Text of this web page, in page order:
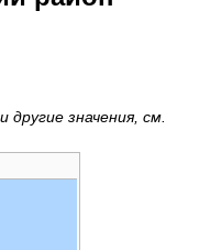
значения, см.